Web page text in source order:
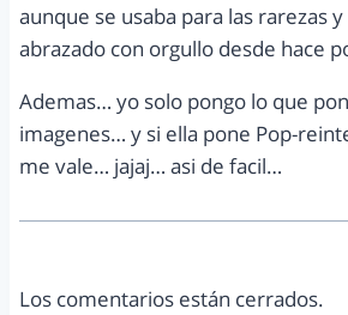
aunque se usaba para las rarezas
abrazado con orgullo desde hace
Ademas… yo solo pongo lo que
imagenes… y si ella pone Pop-
me vale… jajaj… asi de facil…
Los comentarios están cerrados.